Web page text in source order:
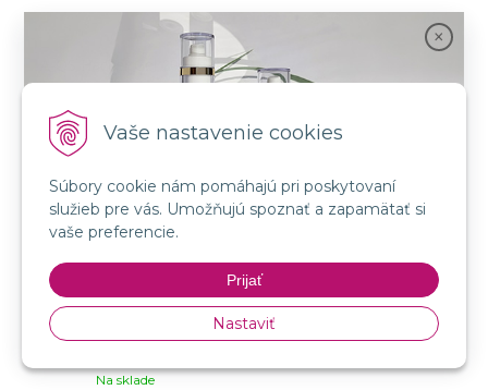
Vaše nastavenie cookies
Súbory cookie nám pomáhajú pri poskytovaní
služieb pre vás. Umožňujú spoznať a zapamätať si
vaše preferencie.
Prijať
Nastaviť
A-QS Hacker Gel 200 ml
15,14 € bez DPH / ks
Na sklade
Spojenie prírody a vedy s novou kozmetikou
Nakupovať